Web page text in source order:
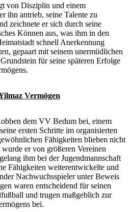
von Disziplin und einem
ihn antrieb, seine Talente zu
zeichnete er sich durch seine
Können aus, was ihm in den
schnell Anerkennung
gepaart mit seinem unermüdlichen
für seine späteren Erfolge
Vermögen
dem VV Bedum bei, einem
ersten Schritte im organisierten
Fähigkeiten blieben nicht
er von größeren Vereinen
ihm bei der Jugendmannschaft
Fähigkeiten weiterentwickelte und
Nachwuchsspieler unter Beweis
waren entscheidend für seinen
und trugen maßgeblich zur
bei.